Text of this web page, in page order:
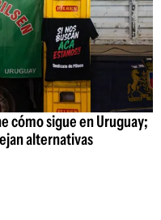
cómo sigue en Uruguay;
alternativas